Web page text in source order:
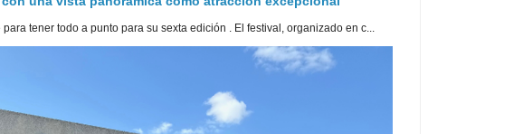
tener todo a punto para su sexta edición . El festival, organizado en c...